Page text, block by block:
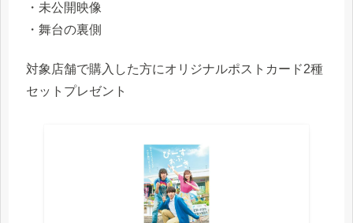
・未公開映像
・舞台の裏側
対象店舗で購入した方にオリジナルポストカード2種
セットプレゼント